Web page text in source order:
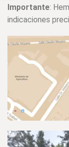
Importante:
indicaciones